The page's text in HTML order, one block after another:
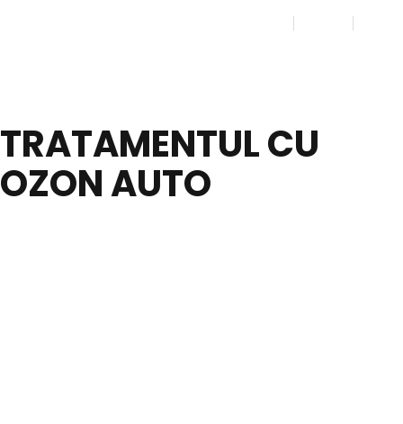
TRATAMENTUL CU
OZON AUTO